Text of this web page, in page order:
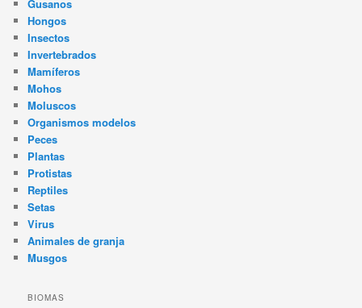
Gusanos
Hongos
Insectos
Invertebrados
Mamíferos
Mohos
Moluscos
Organismos modelos
Peces
Plantas
Protistas
Reptiles
Setas
Virus
Animales de granja
Musgos
BIOMAS